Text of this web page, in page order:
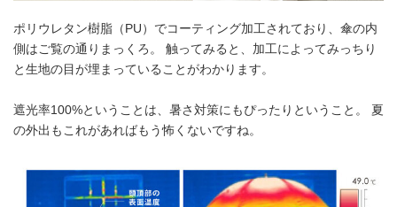
ポリウレタン樹脂（PU）でコーティング加工されており、傘の内
側はご覧の通りまっくろ。 触ってみると、加工によってみっちり
と生地の目が埋まっていることがわかります。
遮光率100%ということは、暑さ対策にもぴったりということ。 夏
の外出もこれがあればもう怖くないですね。